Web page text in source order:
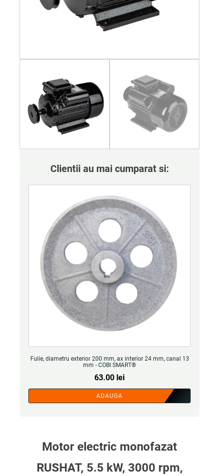
Clientii au mai cumparat si:
Fulie, diametru exterior 200 mm, ax interior 24 mm, canal 13
mm - COBI SMART®
63.00 lei
ADAUGA
Motor electric monofazat
RUSHAT, 5.5 kW, 3000 rpm,